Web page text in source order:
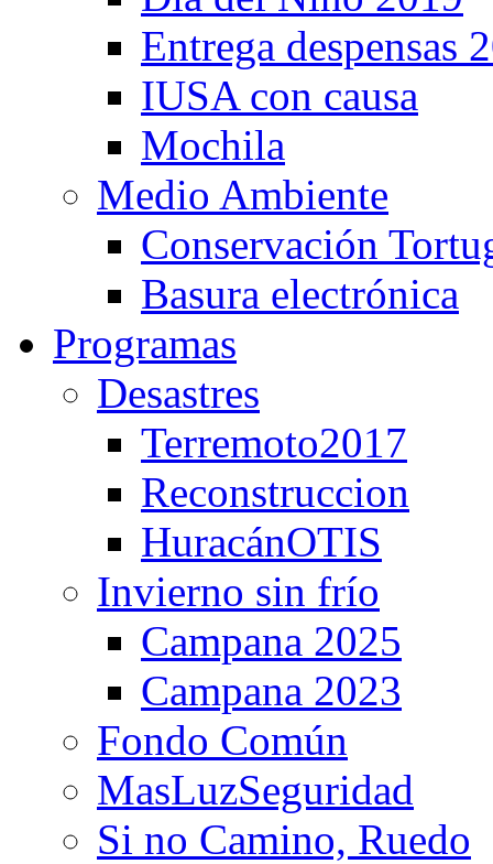
Entrega despensas
IUSA con causa
Mochila
Medio Ambiente
Conservación
Basura electrónica
Programas
Desastres
Terremoto2017
Reconstruccion
HuracánOTIS
Invierno sin frío
Campana 2025
Campana 2023
Fondo Común
MasLuzSeguridad
Si no Camino, Ruedo